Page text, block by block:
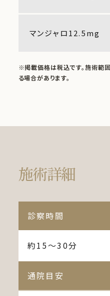
マンジャロ12.5mg
※掲載価格は税込です。施術範囲
る場合があります。
施術詳細
診察時間
約15〜30分
通院目安